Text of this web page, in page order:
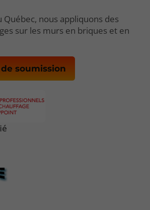
Québec, nous appliquons des
sur les murs en briques et en
soumission